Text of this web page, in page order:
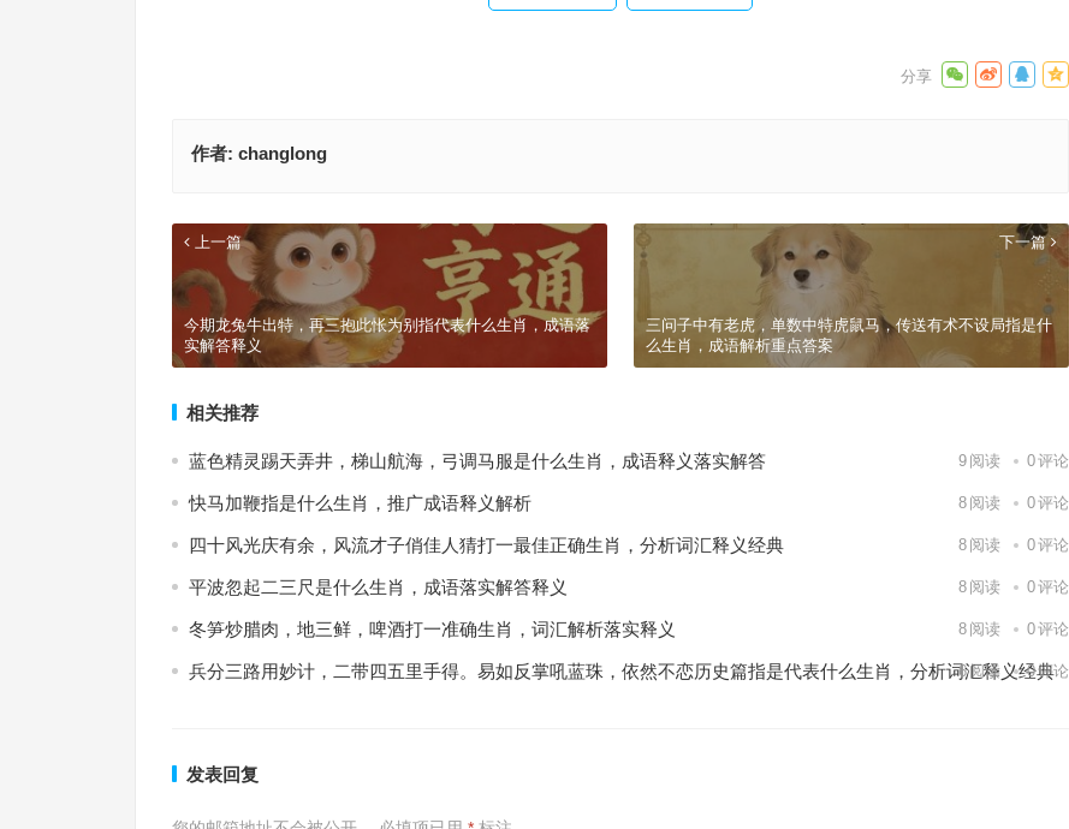
作者: changlong
上一篇
今期龙兔牛出特，再三抱此怅为别指代表什么生肖，成语落
实解答释义
下一篇
三问子中有老虎，单数中特虎鼠马，传送有术不设局指是什
么生肖，成语解析重点答案
相关推荐
蓝色精灵踢天弄井，梯山航海，弓调马服是什么生肖，成语释义落实解答 9 阅读 0评论
快马加鞭指是什么生肖，推广成语释义解析 8 阅读 0评论
四十风光庆有余，风流才子俏佳人猜打一最佳正确生肖，分析词汇释义经典 8 阅读 0评论
平波忽起二三尺是什么生肖，成语落实解答释义 8 阅读 0评论
冬笋炒腊肉，地三鲜，啤酒打一准确生肖，词汇解析落实释义 8 阅读 0评论
兵分三路用妙计，二带四五里手得。易如反掌吼蓝珠，依然不恋历史篇指是代表什么生肖，分析词汇释义经典
6 阅读 0评论
发表回复